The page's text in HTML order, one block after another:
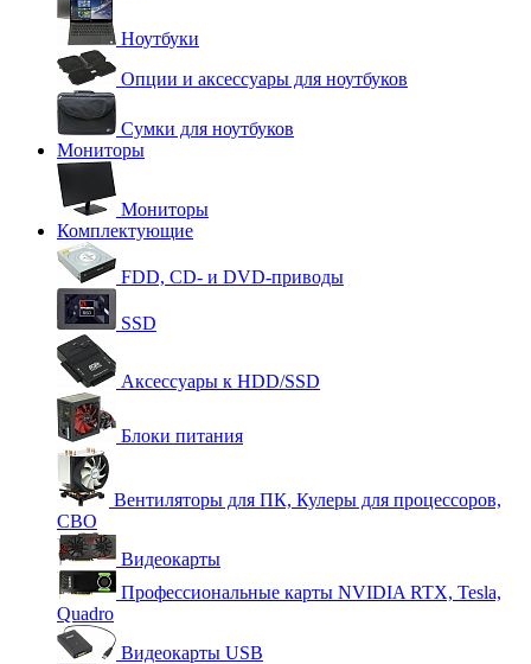
Ноутбуки
Опции и аксессуары для ноутбуков
Сумки для ноутбуков
Мониторы
Мониторы
Комплектующие
FDD, CD- и DVD-приводы
SSD
Аксессуары к HDD/SSD
Блоки питания
Вентиляторы для ПК, Кулеры для процессоров,
СВО
Видеокарты
Профессиональные карты NVIDIA RTX, Tesla,
Quadro
Видеокарты USB